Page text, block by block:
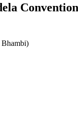
Bhambi)